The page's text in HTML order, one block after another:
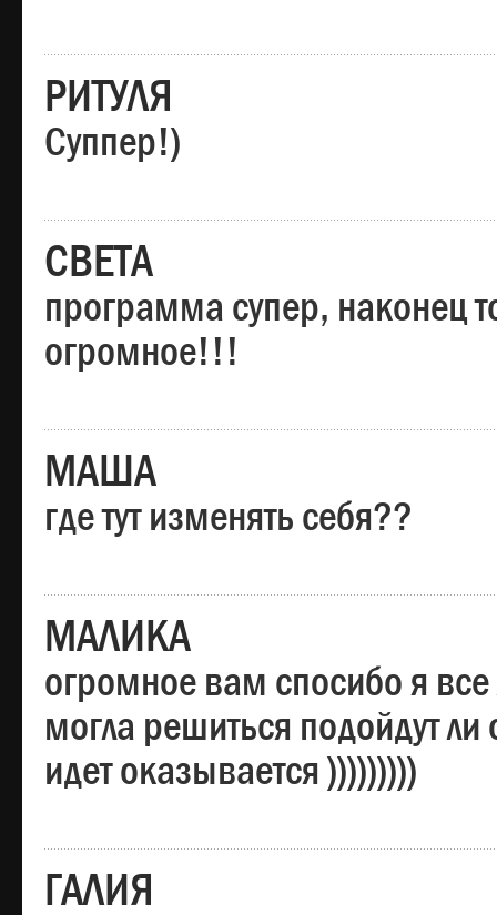
РИТУЛЯ
Суппер!)
СВЕТА
программа супер, наконец
огромное!!!
МАША
где тут изменять себя??
МАЛИКА
огромное вам спосибо я
могла решиться подойдут ли
идет оказывается )))))))))
ГАЛИЯ